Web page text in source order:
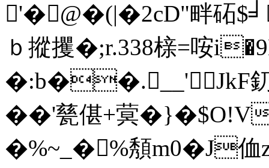
'�@�(|�2cD"畔砳
ｂ摐攫�;r.338榇=咹
�:b��.__'JkF
��'甆偡+蓂
�%~_�%頺m0�J